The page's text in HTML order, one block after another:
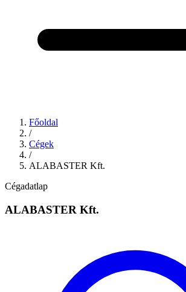
Főoldal
/
Cégek
/
ALABASTER Kft.
Cégadatlap
ALABASTER Kft.